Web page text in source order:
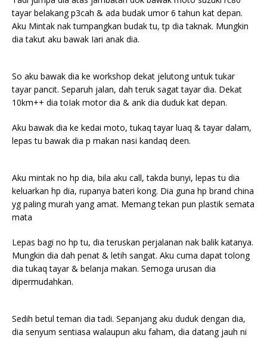
tayar belakang p3cah & ada budak umor 6 tahun kat depan.
Aku Mintak nak tumpangkan budak tu, tp dia taknak. Mungkin
dia takut aku bawak Iari anak dia.
So aku bawak dia ke workshop dekat jelutong untuk tukar
tayar pancit. Separuh jalan, dah teruk sagat tayar dia. Dekat
10km++ dia toIak motor dia & ank dia duduk kat depan.
Aku bawak dia ke kedai moto, tukaq tayar luaq & tayar dalam,
lepas tu bawak dia p makan nasi kandaq deen.
Aku mintak no hp dia, bila aku call, takda bunyi, lepas tu dia
keluarkan hp dia, rupanya bateri kong. Dia guna hp brand china
yg paling murah yang amat. Memang tekan pun plastik semata
mata
Lepas bagi no hp tu, dia teruskan perjalanan nak balik katanya.
Mungkin dia dah penat & letih sangat. Aku cuma dapat tolong
dia tukaq tayar & belanja makan. Semoga urusan dia
dipermudahkan.
Sedih betul teman dia tadi. Sepanjang aku duduk dengan dia,
dia senyum sentiasa walaupun aku faham, dia datang jauh ni